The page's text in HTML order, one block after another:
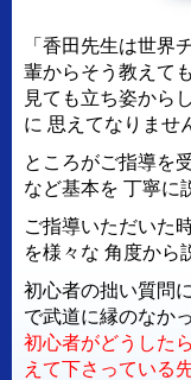
「香田先生は世界
輩からそう教えて
見ても立ち姿から
に 思えてなりませ
ところがご指導を
など基本を 丁寧に
ご指導いただいた
を様々な 角度から
初心者の拙い質問
で武道に縁のなか
初心者がどうした
えて下さっている